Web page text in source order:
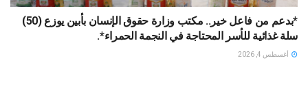
*بدعم من فاعل خير.. مكتب وزارة حقوق الإنسان بأبين يوزع (50)
سلة غذائية للأسر المحتاجة في النجمة الحمراء*.
أغسطس 4, 2026